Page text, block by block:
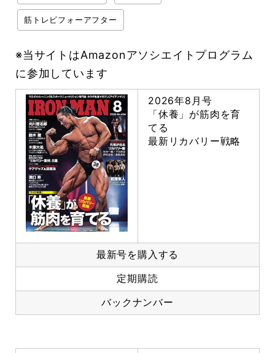
筋トレビフォーアフター
※当サイトはAmazonアソシエイトプログラム
に参加しています
2026年8月号
「休養」が筋肉を育
てる
最新リカバリー戦略
最新号を購入する
定期購読
バックナンバー